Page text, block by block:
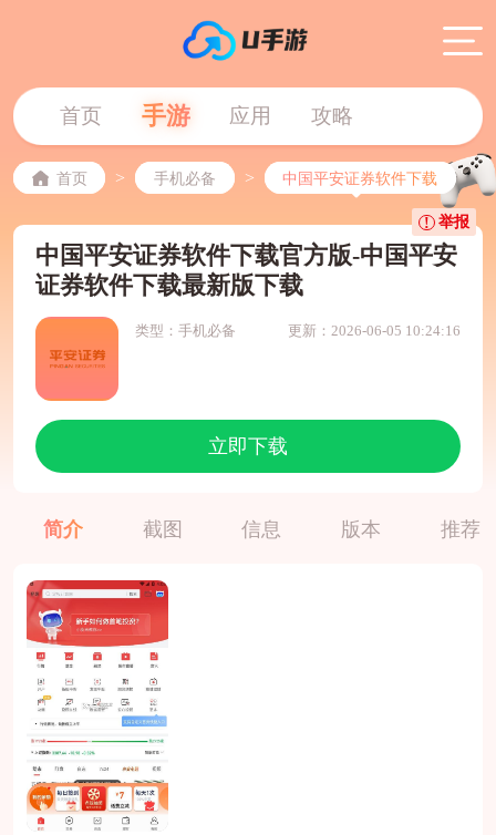
首页 手游 应用 攻略
首页 > 手机必备 > 中国平安证券软件下载
中国平安证券软件下载官方版-中国平安
证券软件下载最新版下载
类型：手机必备 更新：2026-06-05 10:24:16
立即下载
举报
简介 截图 信息 版本 推荐